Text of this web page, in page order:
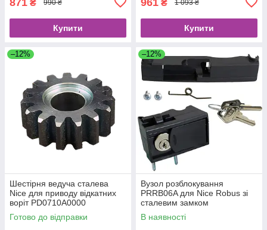
₴ 990 ₴
Купити
₴ 1 093 ₴
Купити
–12%
Шестірня ведуча сталева
Nice для приводу відкатних
воріт PD0710A0000
Готово до відправки
–12%
Вузол розблокування
PRRB06A для Nice Robus зі
сталевим замком
В наявності